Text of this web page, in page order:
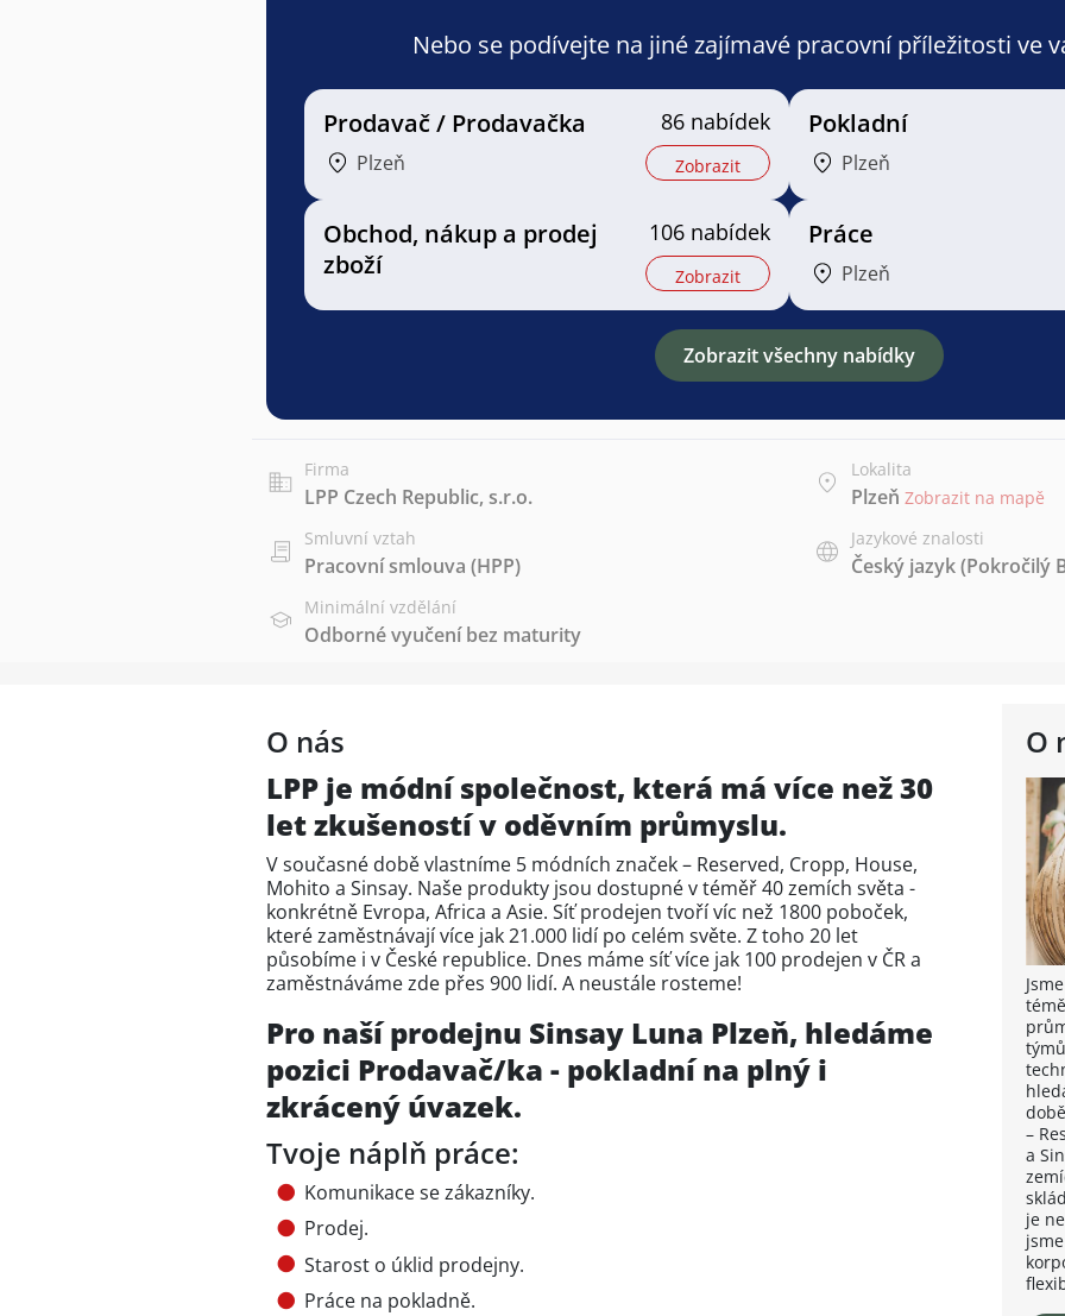
Nebo se podívejte na jiné zajímavé pracovní příležitosti ve
Prodavač / Prodavačka
Plzeň
86 nabídek
Zobrazit
Pokladní
Plzeň
Obchod, nákup a prodej
zboží
106 nabídek
Zobrazit
Práce
Plzeň
Zobrazit všechny nabídky
Firma
LPP Czech Republic, s.r.o.
Lokalita
Plzeň Zobrazit na mapě
Smluvní vztah
Pracovní smlouva (HPP)
Jazykové znalosti
Český jazyk(Pokročilý
Minimální vzdělání
Odborné vyučení bez maturity
O
–
a
je
O nás
LPP je módní společnost, která má více než 30
let zkušeností v oděvním průmyslu.
V současné době vlastníme 5 módních značek – Reserved, Cropp, House,
Mohito a Sinsay. Naše produkty jsou dostupné v téměř 40 zemích světa -
konkrétně Evropa, Africa a Asie. Síť prodejen tvoří víc než 1800 poboček,
které zaměstnávají více jak 21.000 lidí po celém světe. Z toho 20 let
působíme i v České republice. Dnes máme síť více jak 100 prodejen v ČR a
zaměstnáváme zde přes 900 lidí. A neustále rosteme!
Pro naší prodejnu Sinsay Luna Plzeň, hledáme
pozici Prodavač/ka - pokladní na plný i
zkrácený úvazek.
Tvoje náplň práce:
Komunikace se zákazníky.
Prodej.
Starost o úklid prodejny.
Práce na pokladně.